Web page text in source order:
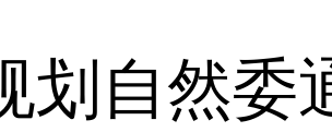
划自然委